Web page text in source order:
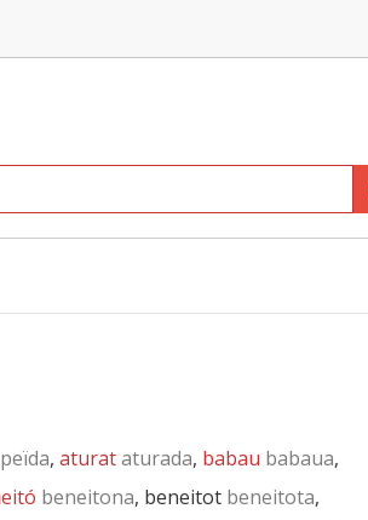
, aturataturada, babau babaua,
beneitona, beneitot beneitota,